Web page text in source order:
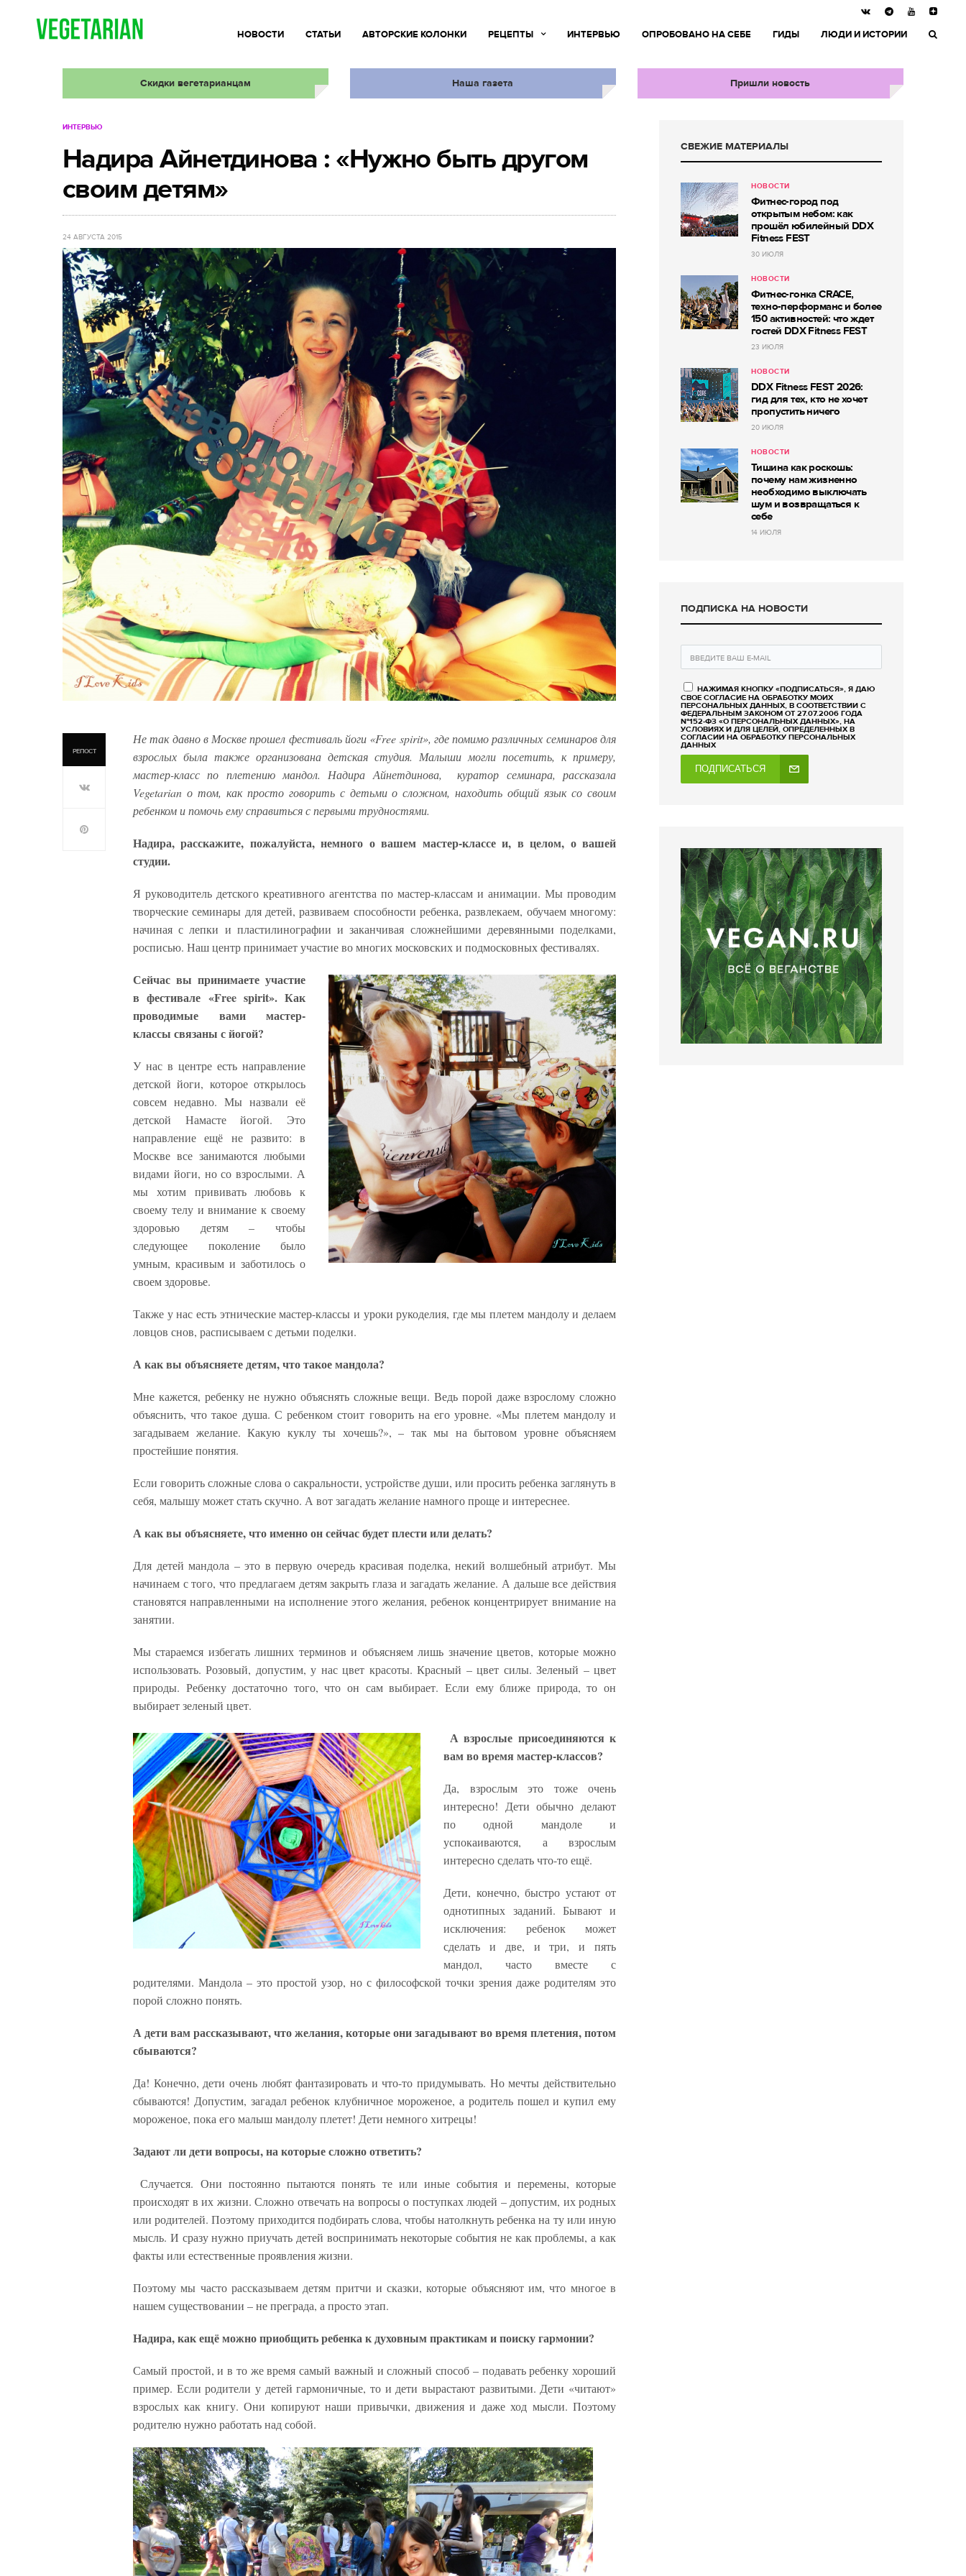
НОВОСТИ СТАТЬИ АВТОРСКИЕ КОЛОНКИ РЕЦЕПТЫ ИНТЕРВЬЮ ОПРОБОВАНО НА СЕБЕ ГИДЫ ЛЮДИ И ИСТОРИИ
Скидки вегетарианцам Наша газета Пришли новость
ИНТЕРВЬЮ
Надира Айнетдинова : «Нужно быть другом
своим детям»
24 АВГУСТА 2015
РЕПОСТ
Не так давно в Москве прошел фестиваль йоги «Free spirit», где помимо различных семинаров для
взрослых была также организована детская студия. Малыши могли посетить, к примеру,
мастер-класс по плетению мандол. Надира Айнетдинова, куратор семинара, рассказала
Vegetarian о том, как просто говорить с детьми о сложном, находить общий язык со своим
ребенком и помочь ему справиться с первыми трудностями.
Надира, расскажите, пожалуйста, немного о вашем мастер-классе и, в целом, о вашей
студии.
Я руководитель детского креативного агентства по мастер-классам и анимации. Мы проводим
творческие семинары для детей, развиваем способности ребенка, развлекаем, обучаем многому:
начиная с лепки и пластилинографии и заканчивая сложнейшими деревянными поделками,
росписью. Наш центр принимает участие во многих московских и подмосковных фестивалях.
Сейчас вы принимаете участие
в фестивале «Free spirit». Как
проводимые вами мастер-
классы связаны с йогой?
У нас в центре есть направление
детской йоги, которое открылось
совсем недавно. Мы назвали её
детской Намасте йогой. Это
направление ещё не развито: в
Москве все занимаются любыми
видами йоги, но со взрослыми. А
мы хотим прививать любовь к
своему телу и внимание к своему
здоровью детям – чтобы
следующее поколение было
умным, красивым и заботилось о
своем здоровье.
Также у нас есть этнические мастер-классы и уроки рукоделия, где мы плетем мандолу и делаем
ловцов снов, расписываем с детьми поделки.
А как вы объясняете детям, что такое мандола?
Мне кажется, ребенку не нужно объяснять сложные вещи. Ведь порой даже взрослому сложно
объяснить, что такое душа. С ребенком стоит говорить на его уровне. «Мы плетем мандолу и
загадываем желание. Какую куклу ты хочешь?», – так мы на бытовом уровне объясняем
простейшие понятия.
Если говорить сложные слова о сакральности, устройстве души, или просить ребенка заглянуть в
себя, малышу может стать скучно. А вот загадать желание намного проще и интереснее.
А как вы объясняете, что именно он сейчас будет плести или делать?
Для детей мандола – это в первую очередь красивая поделка, некий волшебный атрибут. Мы
начинаем с того, что предлагаем детям закрыть глаза и загадать желание. А дальше все действия
становятся направленными на исполнение этого желания, ребенок концентрирует внимание на
занятии.
Мы стараемся избегать лишних терминов и объясняем лишь значение цветов, которые можно
использовать. Розовый, допустим, у нас цвет красоты. Красный – цвет силы. Зеленый – цвет
природы. Ребенку достаточно того, что он сам выбирает. Если ему ближе природа, то он
выбирает зеленый цвет.
А взрослые присоединяются к
вам во время мастер-классов?
Да, взрослым это тоже очень
интересно! Дети обычно делают
по одной мандоле и
успокаиваются, а взрослым
интересно сделать что-то ещё.
Дети, конечно, быстро устают от
однотипных заданий. Бывают и
исключения: ребенок может
сделать и две, и три, и пять
мандол, часто вместе с
родителями. Мандола – это простой узор, но с философской точки зрения даже родителям это
порой сложно понять.
А дети вам рассказывают, что желания, которые они загадывают во время плетения, потом
сбываются?
Да! Конечно, дети очень любят фантазировать и что-то придумывать. Но мечты действительно
сбываются! Допустим, загадал ребенок клубничное мороженое, а родитель пошел и купил ему
мороженое, пока его малыш мандолу плетет! Дети немного хитрецы!
Задают ли дети вопросы, на которые сложно ответить?
Случается. Они постоянно пытаются понять те или иные события и перемены, которые
происходят в их жизни. Сложно отвечать на вопросы о поступках людей – допустим, их родных
или родителей. Поэтому приходится подбирать слова, чтобы натолкнуть ребенка на ту или иную
мысль. И сразу нужно приучать детей воспринимать некоторые события не как проблемы, а как
факты или естественные проявления жизни.
Поэтому мы часто рассказываем детям притчи и сказки, которые объясняют им, что многое в
нашем существовании – не преграда, а просто этап.
Надира, как ещё можно приобщить ребенка к духовным практикам и поиску гармонии?
Самый простой, и в то же время самый важный и сложный способ – подавать ребенку хороший
пример. Если родители у детей гармоничные, то и дети вырастают развитыми. Дети «читают»
взрослых как книгу. Они копируют наши привычки, движения и даже ход мысли. Поэтому
родителю нужно работать над собой.
СВЕЖИЕ МАТЕРИАЛЫ
НОВОСТИ
Фитнес-город под
открытым небом: как
прошёл юбилейный DDX
Fitness FEST
30 ИЮЛЯ
НОВОСТИ
Фитнес-гонка CRACE,
техно-перформанс и более
150 активностей: что ждет
гостей DDX Fitness FEST
23 ИЮЛЯ
НОВОСТИ
DDX Fitness FEST 2026:
гид для тех, кто не хочет
пропустить ничего
20 ИЮЛЯ
НОВОСТИ
Тишина как роскошь:
почему нам жизненно
необходимо выключать
шум и возвращаться к
себе
14 ИЮЛЯ
ПОДПИСКА НА НОВОСТИ
НАЖИМАЯ КНОПКУ «ПОДПИСАТЬСЯ», Я ДАЮ
СВОЕ СОГЛАСИЕ НА ОБРАБОТКУ МОИХ
ПЕРСОНАЛЬНЫХ ДАННЫХ, В СООТВЕТСТВИИ С
ФЕДЕРАЛЬНЫМ ЗАКОНОМ ОТ 27.07.2006 ГОДА
№152-ФЗ «О ПЕРСОНАЛЬНЫХ ДАННЫХ», НА
УСЛОВИЯХ И ДЛЯ ЦЕЛЕЙ, ОПРЕДЕЛЕННЫХ В
СОГЛАСИИ НА ОБРАБОТКУ ПЕРСОНАЛЬНЫХ
ДАННЫХ
ПОДПИСАТЬСЯ